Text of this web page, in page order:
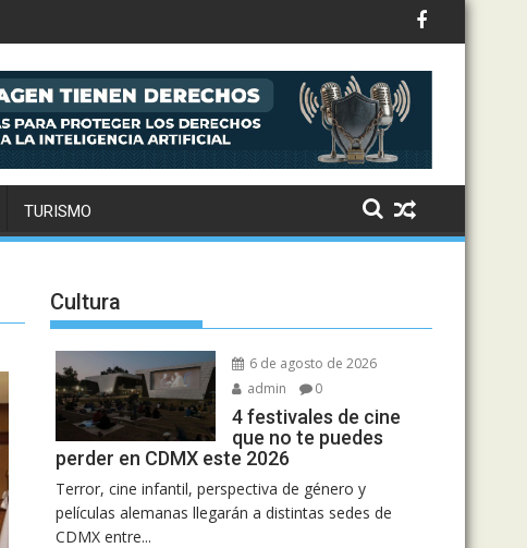
TURISMO
Cultura
6 de agosto de 2026
admin
0
4 festivales de cine
que no te puedes
perder en CDMX este 2026
Terror, cine infantil, perspectiva de género y
películas alemanas llegarán a distintas sedes de
CDMX entre...